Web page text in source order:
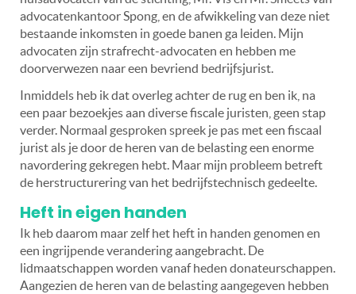
advocatenkantoor Spong, en de afwikkeling van deze niet
bestaande inkomsten in goede banen ga leiden. Mijn
advocaten zijn strafrecht-advocaten en hebben me
doorverwezen naar een bevriend bedrijfsjurist.
Inmiddels heb ik dat overleg achter de rug en ben ik, na
een paar bezoekjes aan diverse fiscale juristen, geen stap
verder. Normaal gesproken spreek je pas met een fiscaal
jurist als je door de heren van de belasting een enorme
navordering gekregen hebt. Maar mijn probleem betreft
de herstructurering van het bedrijfstechnisch gedeelte.
Heft in eigen handen
Ik heb daarom maar zelf het heft in handen genomen en
een ingrijpende verandering aangebracht. De
lidmaatschappen worden vanaf heden donateurschappen.
Aangezien de heren van de belasting aangegeven hebben